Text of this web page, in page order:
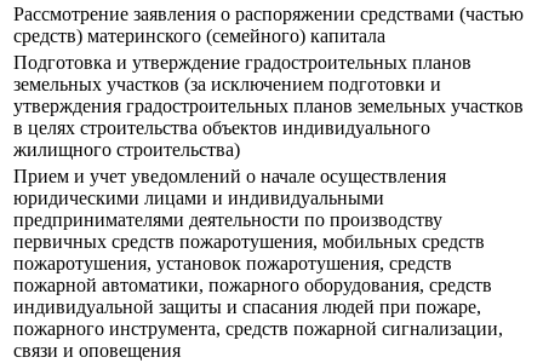
Рассмотрение заявления о распоряжении средствами (частью
средств) материнского (семейного) капитала
Подготовка и утверждение градостроительных планов
земельных участков (за исключением подготовки и
утверждения градостроительных планов земельных участков
в целях строительства объектов индивидуального
жилищного строительства)
Прием и учет уведомлений о начале осуществления
юридическими лицами и индивидуальными
предпринимателями деятельности по производству
первичных средств пожаротушения, мобильных средств
пожаротушения, установок пожаротушения, средств
пожарной автоматики, пожарного оборудования, средств
индивидуальной защиты и спасания людей при пожаре,
пожарного инструмента, средств пожарной сигнализации,
связи и оповещения